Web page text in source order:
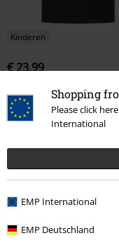
Shopping
Please click
International
EMP International
EMP Deutschland
Kinderen
€ 23,99
Heavysaurus
T-shirt